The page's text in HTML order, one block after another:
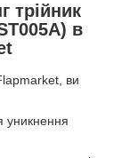
трійник
в
ви
уникнення